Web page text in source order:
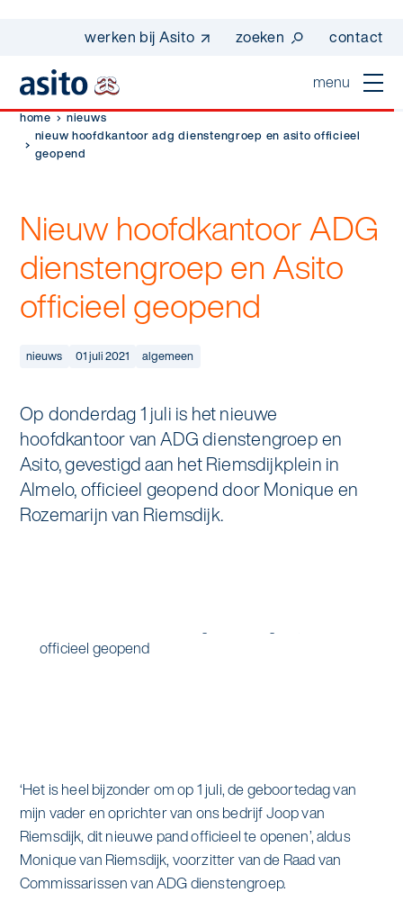
werken bij Asito zoeken contact
menu
Suggesties
werken bij asito
one go - werk beter samen met one go
co2-uitstoot rapportage 2023
op weg naar volledig circulair in 2030 met
home
Dagelijkse schoonmaak
Interieurreiniging
Specialistische schoonmaak
Graffitireiniging
Glas- en gevelreiniging
One Go
alle diensten bekijken
sectoren
In de buurt
Industrie
Onderwijs
Overheid
wij zijn Asito
Wij zijn Asito
Asito impuls
Sponsoring
Wij werken voor
Duurzaamheid & Asito
Innovatie & Asito
home
nieuws
nieuw hoofdkantoor adg dienstengroep en asito officieel
geopend
Nieuw hoofdkantoor ADG
dienstengroep en Asito
officieel geopend
nieuws 01 juli 2021 algemeen
Op donderdag 1 juli is het nieuwe
hoofdkantoor van ADG dienstengroep en
Asito, gevestigd aan het Riemsdijkplein in
Almelo, officieel geopend door Monique en
Rozemarijn van Riemsdijk.
‘Het is heel bijzonder om op 1 juli, de geboortedag van
mijn vader en oprichter van ons bedrijf Joop van
Riemsdijk, dit nieuwe pand officieel te openen’, aldus
Monique van Riemsdijk, voorzitter van de Raad van
Commissarissen van ADG dienstengroep.